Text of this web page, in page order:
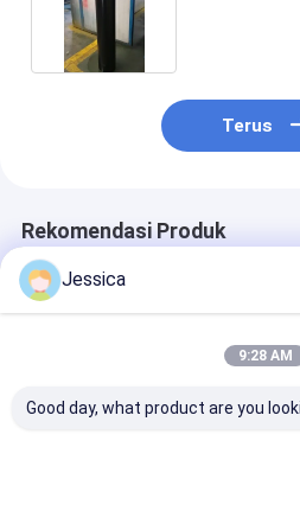
Terus
Rekomendasi Produk
Jessica
9:28 AM
Good day, what product are you